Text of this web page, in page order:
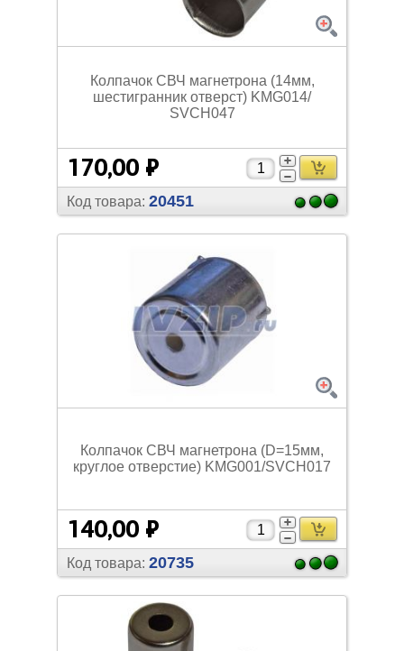
Колпачок СВЧ магнетрона (14мм,
шестигранник отверст) KMG014/
SVCH047
170,00 ₽
Код товара: 20451
Колпачок СВЧ магнетрона (D=15мм,
круглое отверстие) KMG001/SVCH017
140,00 ₽
Код товара: 20735